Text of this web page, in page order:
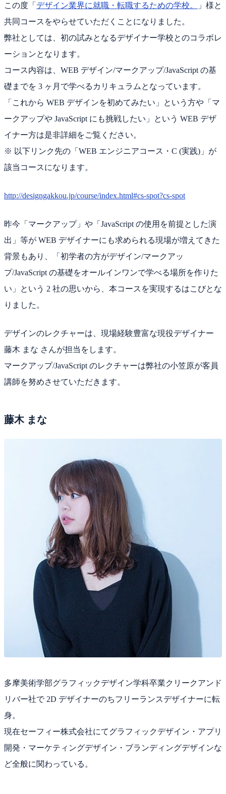
この度「 デザイン業界に就職・転職するための学校。
」様と
共同コースをやらせていただくことになりました。
弊社としては、初の試みとなるデザイナー学校とのコラボレ
ーションとなります。
コース内容は、WEB デザイン/マークアップ/JavaScript の基
礎までを 3 ヶ月で学べるカリキュラムとなっています。
「これから WEB デザインを初めてみたい」という方や「マ
ークアップや JavaScript にも挑戦したい」という WEB デザ
イナー方は是非詳細をご覧ください。
※ 以下リンク先の「WEB エンジニアコース・C (実践)」が
該当コースになります。
http://designgakkou.jp/course/index.html#cs-spot?cs-spot
昨今「マークアップ」や「JavaScript の使用を前提とした演
出」等が WEB デザイナーにも求められる現場が増えてきた
背景もあり、「初学者の方がデザイン/マークアッ
プ/JavaScript の基礎をオールインワンで学べる場所を作りた
い」という 2 社の思いから、本コースを実現するはこびとな
りました。
デザインのレクチャーは、現場経験豊富な現役デザイナー
藤木 まな さんが担当をします。
マークアップ/JavaScript のレクチャーは弊社の小笠原が客員
講師を努めさせていただきます。
藤木 まな
多摩美術学部グラフィックデザイン学科卒業クリークアンド
リバー社で 2D デザイナーのちフリーランスデザイナーに転
身。
現在セーフィー株式会社にてグラフィックデザイン・アプリ
開発・マーケティングデザイン・ブランディングデザインな
ど全般に関わっている。